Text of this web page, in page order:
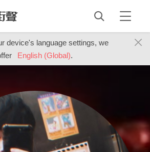
device's language settings, we
English (Global).